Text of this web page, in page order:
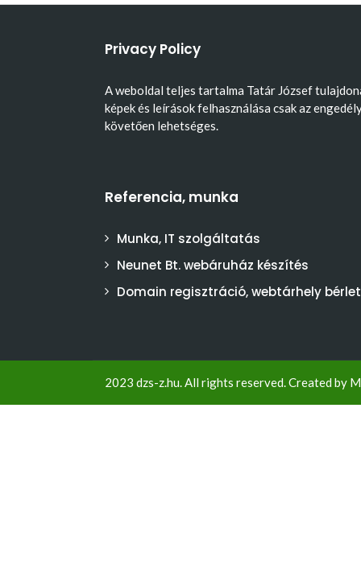
Privacy Policy
A weboldal teljes tartalma Tatár József
képek és leírások felhasználása csak az
követően lehetséges.
Referencia, munka
Munka, IT szolgáltatás
Neunet Bt. webáruház készítés
Domain regisztráció, webtárhely bérlet
2023 dzs-z.hu. All rights reserved. Created by